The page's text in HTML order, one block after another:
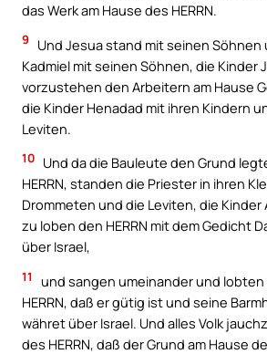
das Werk am Hause des HERRN.
9
Und Jesua stand mit seinen Söhnen
Kadmiel mit seinen Söhnen, die Kinder
vorzustehen den Arbeitern am Hause
die Kinder Henadad mit ihren Kindern
Leviten.
10 Und da die Bauleute den Grund
HERRN, standen die Priester in ihren
Drommeten und die Leviten, die Kinder
zu loben den HERRN mit dem Gedicht
über Israel,
11
und sangen umeinander und
HERRN, daß er gütig ist und seine
währet über Israel. Und alles Volk
des HERRN, daß der Grund am Hause